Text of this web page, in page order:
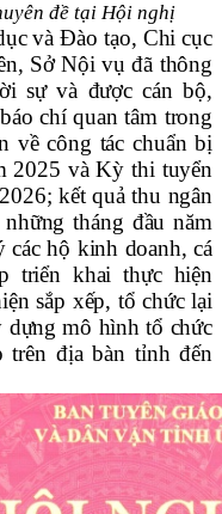
đề tại Hội nghị
và Đào tạo, Chi cục
Sở Nội vụ đã thông
sự và được cán bộ,
chí quan tâm trong
về công tác chuẩn bị
2025 và Kỳ thi tuyển
kết quả thu ngân
tháng đầu năm
hộ kinh doanh, cá
triển khai thực hiện
sắp xếp, tổ chức lại
dựng mô hình tổ chức
trên địa bàn tỉnh đến